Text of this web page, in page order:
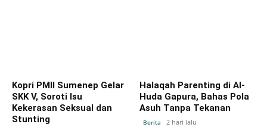
Kopri PMII Sumenep Gelar
SKK V, Soroti Isu
Kekerasan Seksual dan
Stunting
Halaqah Parenting di Al-
Huda Gapura, Bahas Pola
Asuh Tanpa Tekanan
Berita 2 hari lalu